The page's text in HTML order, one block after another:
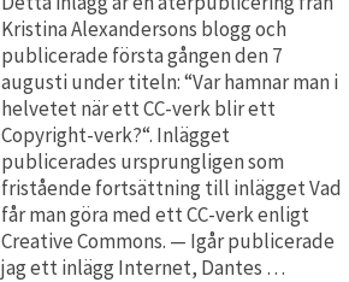
Kristina Alexandersons blogg och
publicerade första gången den 7
augusti under titeln: “Var hamnar man i
helvetet när ett CC-verk blir ett
Copyright-verk?“. Inlägget
publicerades ursprungligen som
fristående fortsättning till inlägget Vad
får man göra med ett CC-verk enligt
Creative Commons. — Igår publicerade
jag ett inlägg Internet, Dantes …